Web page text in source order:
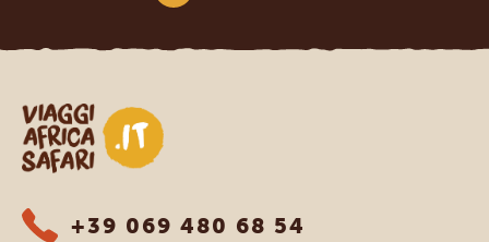
Viaggi Africa Safari
+39 069 480 68 54